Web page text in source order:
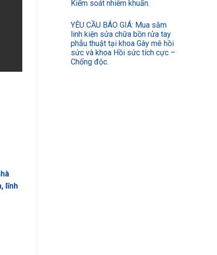
lĩnh
Kiểm soát nhiễm khuẩn.
YÊU CẦU BÁO GIÁ: Mua sắm
linh kiện sửa chữa bồn rửa tay
phẫu thuật tại khoa Gây mê hồi
sức và khoa Hồi sức tích cực –
Chống độc.